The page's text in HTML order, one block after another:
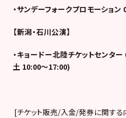
・サンデーフォークプロモーショ
【新潟・石川公演】
・キョードー北陸チケットセンタ
土 10:00～17:00)
[チケット販売/入金/発券に関する